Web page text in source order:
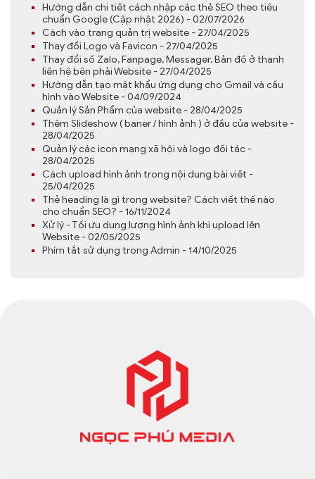
Hướng dẫn chi tiết cách nhập các thẻ SEO theo tiêu
chuẩn Google (Cập nhật 2026) - 02/07/2026
Cách vào trang quản trị website - 27/04/2025
Thay đổi Logo và Favicon - 27/04/2025
Thay đổi số Zalo, Fanpage, Messager, Bản đồ ở thanh
liên hệ bên phải Website - 27/04/2025
Hướng dẫn tạo mật khẩu ứng dụng cho Gmail và cấu
hình vào Website - 04/09/2024
Quản lý Sản Phẩm của website - 28/04/2025
Thêm Slideshow ( baner / hình ảnh ) ở đầu của website -
28/04/2025
Quản lý các icon mạng xã hội và logo đối tác -
28/04/2025
Cách upload hình ảnh trong nội dung bài viết -
25/04/2025
Thẻ heading là gì trong website? Cách viết thế nào
cho chuẩn SEO? - 16/11/2024
Xử lý - Tối ưu dung lượng hình ảnh khi upload lên
Website - 02/05/2025
Phím tắt sử dụng trong Admin - 14/10/2025